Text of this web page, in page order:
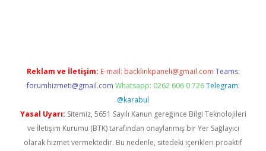
Reklam ve İletişim: E-mail: backlinkpaneli@gmail.com Teams:
forumhizmeti@gmail.com Whatsapp: 0262 606 0 726 Telegram:
@karabul
Yasal Uyarı: Sitemiz, 5651 Sayılı Kanun gereğince Bilgi Teknolojileri
ve İletişim Kurumu (BTK) tarafından onaylanmış bir Yer Sağlayıcı
olarak hizmet vermektedir. Bu nedenle, sitedeki içerikleri proaktif